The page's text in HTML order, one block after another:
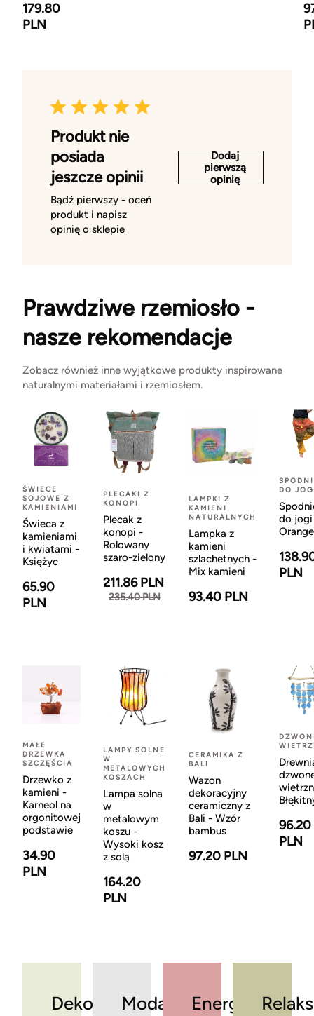
179.80
PLN
Produkt nie
posiada
jeszcze opinii
Bądź pierwszy - oceń
produkt i napisz
opinię o sklepie
Dodaj
pierwszą
opinię
Prawdziwe rzemiosło -
nasze rekomendacje
Zobacz również inne wyjątkowe produkty inspirowane
naturalnymi materiałami i rzemiosłem.
ŚWIECE
SOJOWE Z
KAMIENIAMI
Świeca z
kamieniami
i kwiatami -
Księżyc
65.90
PLN
PLECAKI Z
KONOPI
Plecak z
konopi -
Rolowany
szaro-zielony
211.86 PLN
235.40 PLN
LAMPKI Z
KAMIENI
NATURALNYCH
Lampka z
kamieni
szlachetnych -
Mix kamieni
93.40 PLN
DO
do
Orange
PLN
MAŁE
DRZEWKA
SZCZĘŚCIA
Drzewko z
kamieni -
Karneol na
orgonitowej
podstawie
34.90
PLN
LAMPY SOLNE
W
METALOWYCH
KOSZACH
Lampa solna
w
metalowym
koszu -
Wysoki kosz
z solą
164.20
PLN
CERAMIKA Z
BALI
Wazon
dekoracyjny
ceramiczny z
Bali - Wzór
bambus
97.20 PLN
96.20
PLN
DekoracjeModa Energia Relaks